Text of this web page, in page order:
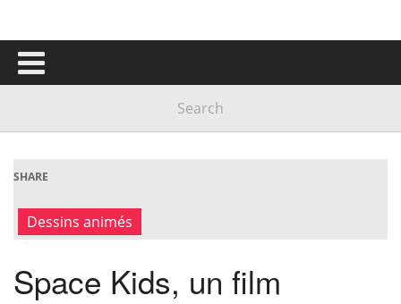
SHARE
Dessins animés
Space Kids, un film